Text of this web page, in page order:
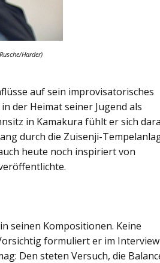
Harder)
auf sein improvisatorisches
der Heimat seiner Jugend als
in Kamakura fühlt er sich
durch die Zuisenji-
heute noch inspiriert von
seinen Kompositionen. Keine
formuliert er im
Den steten Versuch, die